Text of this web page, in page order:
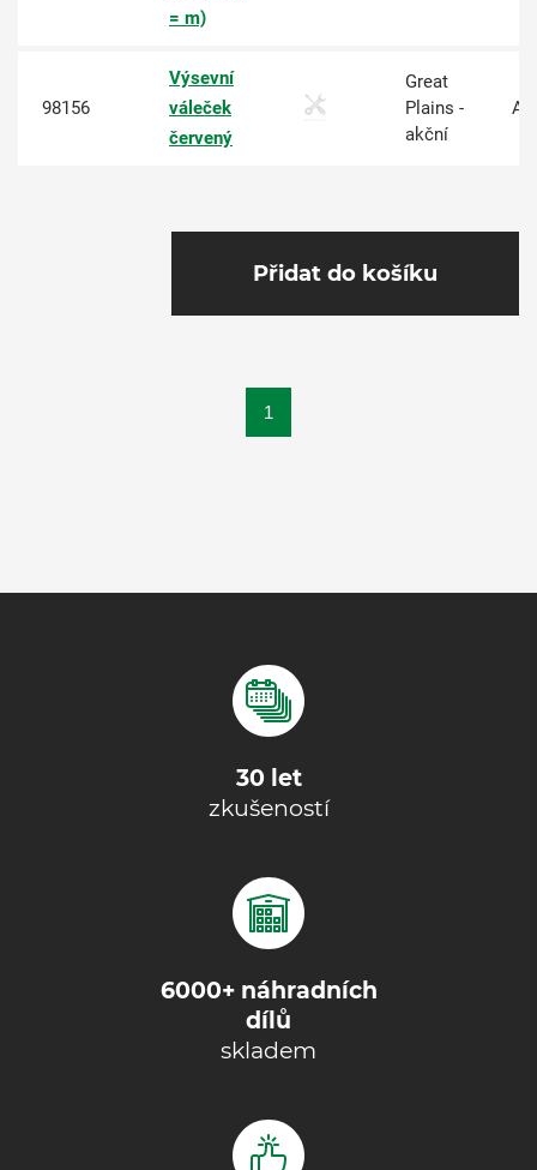
= m)
98156
Výsevní
váleček
červený
Great
Plains -
akční
Přidat do košíku
1
30 let
zkušeností
6000+ náhradních
dílů
skladem